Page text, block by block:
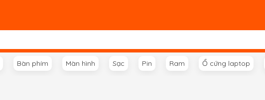
Bàn phím Màn hình Sạc Pin Ram Ổ cứng laptop